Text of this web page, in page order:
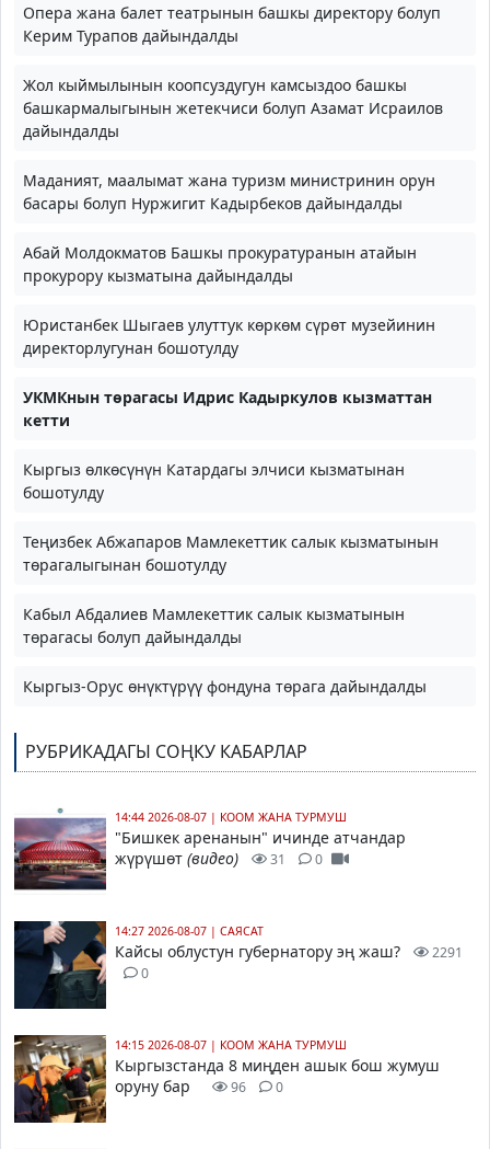
Опера жана балет театрынын башкы директору болуп
Керим Турапов дайындалды
Жол кыймылынын коопсуздугун камсыздоо башкы
башкармалыгынын жетекчиси болуп Азамат Исраилов
дайындалды
Маданият, маалымат жана туризм министринин орун
басары болуп Нуржигит Кадырбеков дайындалды
Абай Молдокматов Башкы прокуратуранын атайын
прокурору кызматына дайындалды
Юристанбек Шыгаев улуттук көркөм сүрөт музейинин
директорлугунан бошотулду
УКМКнын төрагасы Идрис Кадыркулов кызматтан
кетти
Кыргыз өлкөсүнүн Катардагы элчиси кызматынан
бошотулду
Теңизбек Абжапаров Мамлекеттик салык кызматынын
төрагалыгынан бошотулду
Кабыл Абдалиев Мамлекеттик салык кызматынын
төрагасы болуп дайындалды
Кыргыз-Орус өнүктүрүү фондуна төрага дайындалды
РУБРИКАДАГЫ СОҢКУ КАБАРЛАР
14:44 2026-08-07 | КООМ ЖАНА ТУРМУШ
"Бишкек аренанын" ичинде атчандар
жүрүшөт(видео) 31 0
14:27 2026-08-07 | САЯСАТ
Кайсы облустун губернатору эң жаш?
2291
0
14:15 2026-08-07 | КООМ ЖАНА ТУРМУШ
Кыргызстанда 8 миңден ашык бош жумуш
оруну бар
96 0